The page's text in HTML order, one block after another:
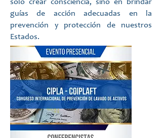
solo crear consciencia, sino en brindar
guías de acción adecuadas en la
prevención y protección de nuestros
Estados.